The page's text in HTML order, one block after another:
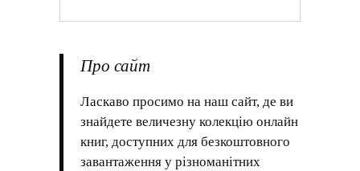
Про сайт
Ласкаво просимо на наш сайт, де ви
знайдете величезну колекцію онлайн
книг, доступних для безкоштовного
завантаження у різноманітних